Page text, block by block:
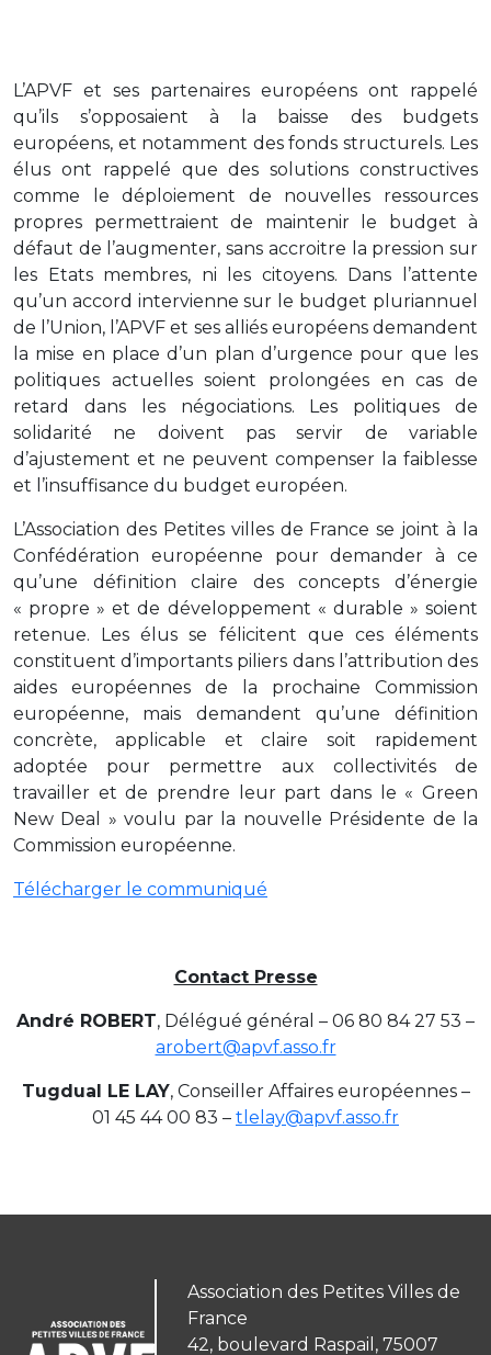
L’APVF et ses partenaires européens ont rappelé
qu’ils s’opposaient à la baisse des budgets
européens, et notamment des fonds structurels. Les
élus ont rappelé que des solutions constructives
comme le déploiement de nouvelles ressources
propres permettraient de maintenir le budget à
défaut de l’augmenter, sans accroitre la pression sur
les Etats membres, ni les citoyens. Dans l’attente
qu’un accord intervienne sur le budget pluriannuel
de l’Union, l’APVF et ses alliés européens demandent
la mise en place d’un plan d’urgence pour que les
politiques actuelles soient prolongées en cas de
retard dans les négociations. Les politiques de
solidarité ne doivent pas servir de variable
d’ajustement et ne peuvent compenser la faiblesse
et l’insuffisance du budget européen.
L’Association des Petites villes de France se joint à la
Confédération européenne pour demander à ce
qu’une définition claire des concepts d’énergie
« propre » et de développement « durable » soient
retenue. Les élus se félicitent que ces éléments
constituent d’importants piliers dans l’attribution des
aides européennes de la prochaine Commission
européenne, mais demandent qu’une définition
concrète, applicable et claire soit rapidement
adoptée pour permettre aux collectivités de
travailler et de prendre leur part dans le « Green
New Deal » voulu par la nouvelle Présidente de la
Commission européenne.
Télécharger le communiqué
Contact Presse
André ROBERT, Délégué général – 06 80 84 27 53 –
arobert@apvf.asso.fr
Tugdual LE LAY, Conseiller Affaires européennes –
01 45 44 00 83 – tlelay@apvf.asso.fr
Association des Petites Villes de
France
42, boulevard Raspail, 75007